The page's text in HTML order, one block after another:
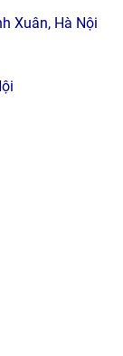
Xuân, Hà Nội